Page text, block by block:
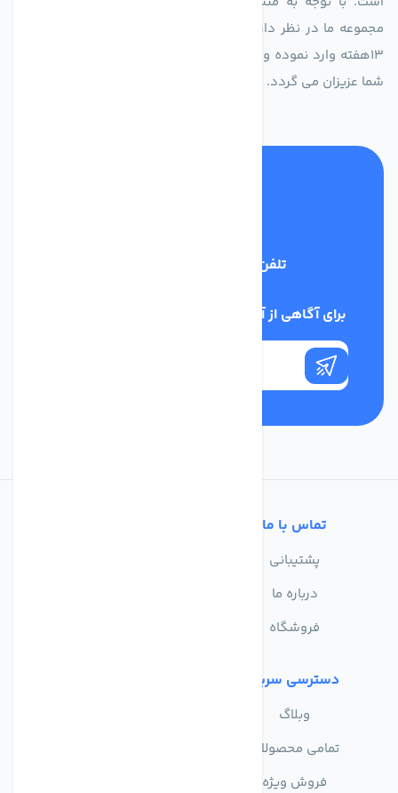
مجموعه ما در نظر دارد کالاهای تخصصی شما عزیزان رو در صرف
13هفته وارد نموده و این عمر باعث صرفه جویی در هزینه و زمان
شما عزیزان می گردد.
تلفن پشتیبانی
برای آگاهی از آخرین اخبار در خبرنامه ما عضو شوید
تماس با ما
پشتیبانی
درباره ما
فروشگاه
دسترسی سریع
وبلاگ
تمامی محصولات
فروش ویژه